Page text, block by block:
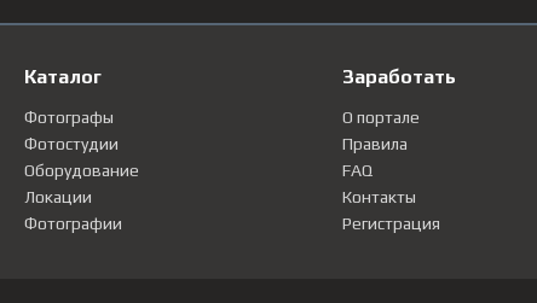
Каталог
Фотографы
Фотостудии
Оборудование
Локации
Фотографии
Заработать
О портале
Правила
FAQ
Контакты
Регистрация